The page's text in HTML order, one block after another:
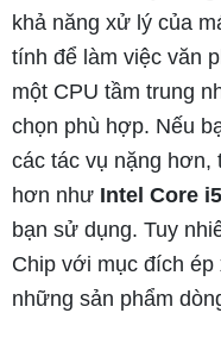
khả năng xử lý của
tính để làm việc văn
một CPU tầm trung
chọn phù hợp. Nếu
các tác vụ nặng hơn,
hơn như Intel Core
bạn sử dụng. Tuy
Chip với mục đích
những sản phẩm